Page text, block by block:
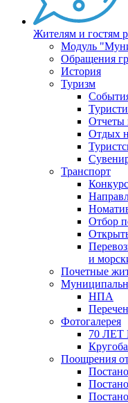
Жителям и гостям
Модуль
Обращения
История
Туризм
Отчеты
Отдых
Транспорт
Отбор
и
Почетные
НПА
Фотогалерея
70
Поощрения